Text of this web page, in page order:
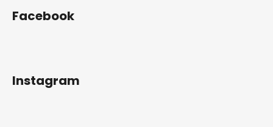
Facebook
Instagram